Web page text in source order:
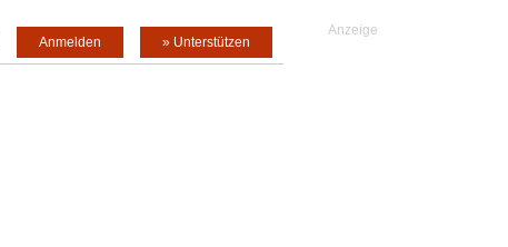
» Unterstützen
Anmelden